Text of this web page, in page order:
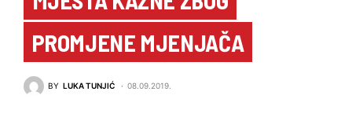
PROMJENE MJENJAČA
BY LUKA TUNJIĆ 08.09.2019.